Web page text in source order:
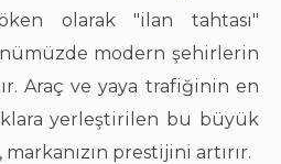
olarak "ilan tahtası"
modern şehirlerin
Araç ve yaya trafiğinin en
yerleştirilen bu büyük
prestijini artırır.